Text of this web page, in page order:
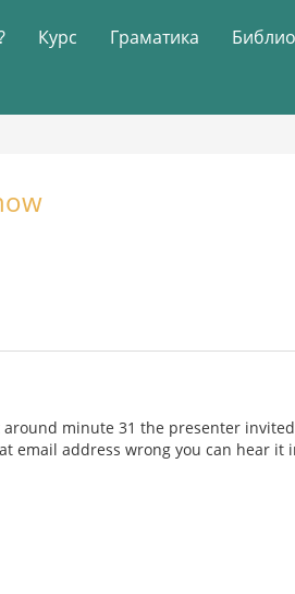
Курс Граматика
around minute 31 the presenter
email address wrong you can hear it